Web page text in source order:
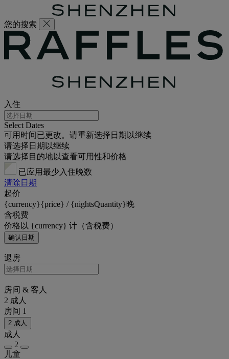
您的搜索
入住
Select Dates
可用时间已更改。请重新选择日期以继续
请选择日期以继续
请选择目的地以查看可用性和价格
已应用最少入住晚数
清除日期
起价
{currency}{price} / {nightsQuantity}晚
含税费
价格以 {currency} 计（含税费）
确认日期
退房
房间 & 客人
2 成人
房间 1
2 成人
成人
2
儿童